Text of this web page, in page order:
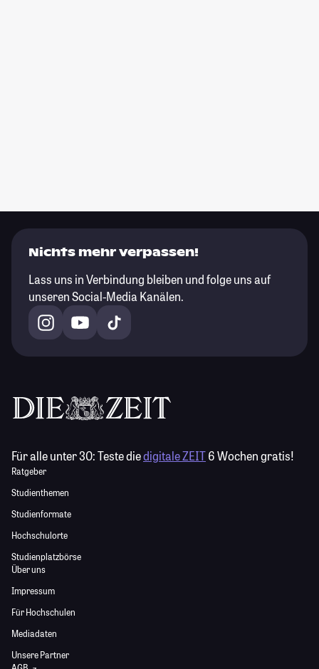
Nichts mehr verpassen!
Lass uns in Verbindung bleiben und folge uns auf
unseren Social-Media Kanälen.
Für alle unter 30:Teste diedigitale ZEIT6 Wochen gratis!
Ratgeber
Studienthemen
Studienformate
Hochschulorte
Studienplatzbörse
Über uns
Impressum
Für Hochschulen
Mediadaten
Unsere Partner